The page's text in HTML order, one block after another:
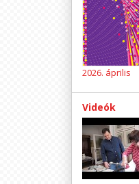
2026. április
Videók